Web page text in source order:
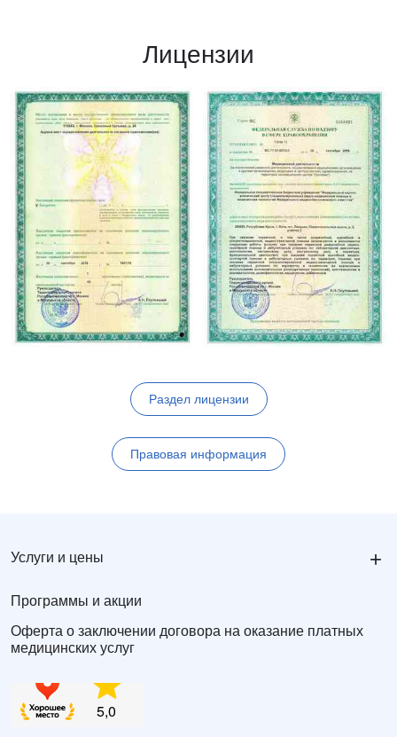
Лицензии
Раздел лицензии
Правовая информация
Услуги и цены +
Программы и акции
Оферта о заключении договора на оказание платных
медицинских услуг